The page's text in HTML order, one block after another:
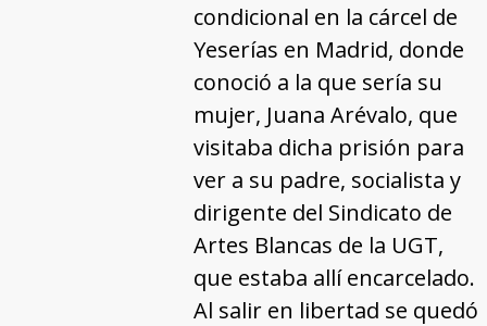
condicional en la cárcel de
Yeserías en Madrid, donde
conoció a la que sería su
mujer, Juana Arévalo, que
visitaba dicha prisión para
ver a su padre, socialista y
dirigente del Sindicato de
Artes Blancas de la UGT,
que estaba allí encarcelado.
Al salir en libertad se quedó